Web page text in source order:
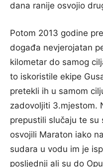
dana ranije osvojio
Potom 2013 godine
događa nevjerojatan
kilometar do samog
to iskoristile ekipe
pretekli ih u samom
zadovoljiti 3.mjestom.
prepustili slučaju te su
osvojili Maraton iako
sudara u vodu im je
posljednji ali su do